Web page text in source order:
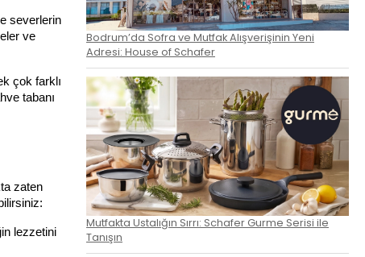
severlerin
ve
çok farklı
tabanı
zaten
lezzetini
Bodrum’da Sofra ve Mutfak Alışverişinin Yeni
Adresi: House of Schafer
Mutfakta Ustalığın Sırrı: Schafer Gurme Serisi ile
Tanışın